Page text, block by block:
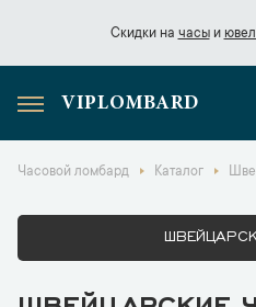
Скидки на часыи
Скидки начасы
VIPLOMBARD
Часовой ломбард Каталог